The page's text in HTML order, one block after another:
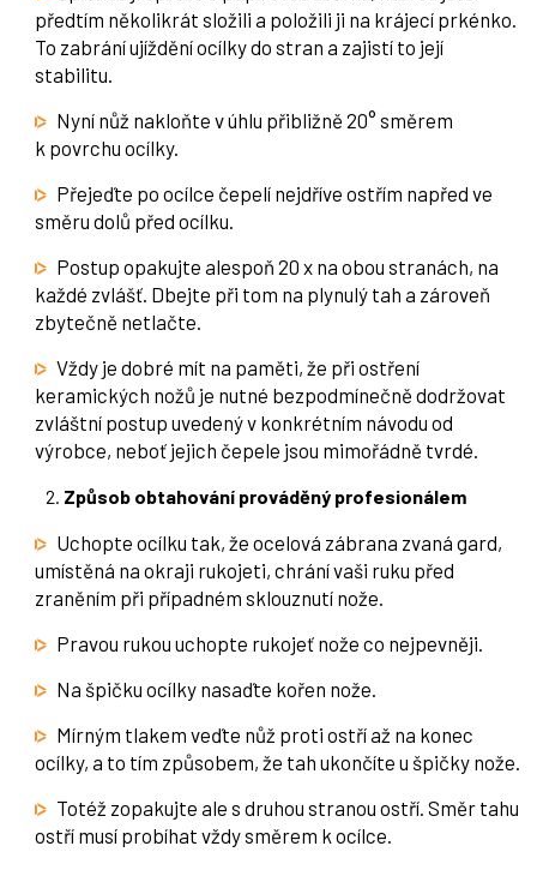
předtím několikrát složili a položili ji na krájecí prkénko.
To zabrání ujíždění ocílky do stran a zajistí to její
stabilitu.
Nyní nůž nakloňte v úhlu přibližně 20° směrem
k povrchu ocílky.
Přejeďte po ocílce čepelí nejdříve ostřím napřed ve
směru dolů před ocílku.
Postup opakujte alespoň 20 x na obou stranách, na
každé zvlášť. Dbejte při tom na plynulý tah a zároveň
zbytečně netlačte.
Vždy je dobré mít na paměti, že při ostření
keramických nožů je nutné bezpodmínečně dodržovat
zvláštní postup uvedený v konkrétním návodu od
výrobce, neboť jejich čepele jsou mimořádně tvrdé.
Způsob obtahování prováděný profesionálem
Uchopte ocílku tak, že ocelová zábrana zvaná gard,
umístěná na okraji rukojeti, chrání vaši ruku před
zraněním při případném sklouznutí nože.
Pravou rukou uchopte rukojeť nože co nejpevněji.
Na špičku ocílky nasaďte kořen nože.
Mírným tlakem veďte nůž proti ostří až na konec
ocílky, a to tím způsobem, že tah ukončíte u špičky nože.
Totéž zopakujte ale s druhou stranou ostří. Směr tahu
ostří musí probíhat vždy směrem k ocílce.